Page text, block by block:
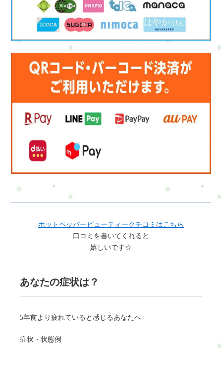
ホットペッパービューティークチコミはこちら
口コミを書いてくれると
嬉しいです☆
あなたの症状は？
5年前より疲れていると感じるあなたへ
症状・状態例